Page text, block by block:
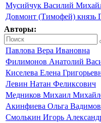
Мусийчук Василий
Довмонт (Тимофей) князь
Авторы:
Павлова Вера Ивановна
Филимонов Анатолий
Киселева Елена
Левин Натан Феликсович
Медников Михаил
Акинфиева Ольга
Смолькин Игорь